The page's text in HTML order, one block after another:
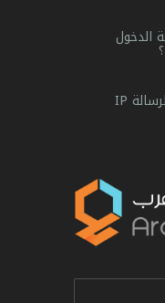
الدخول
ماذا تفعل عند ظهور هذه الرسالة IP